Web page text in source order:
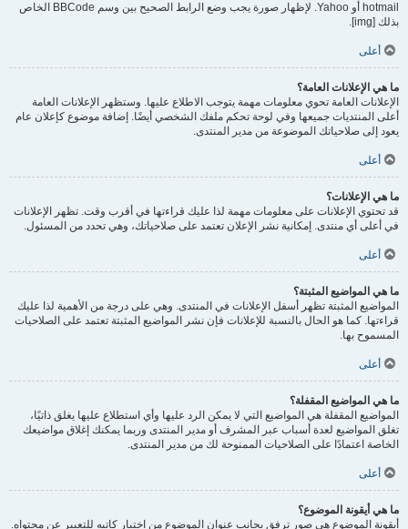
hotmail أو Yahoo. لإظهار صورة يجب وضع الرابط الصحيح بين وسم BBCode الخاص
بذلك [img].
أعلى
ما هي الإعلانات العامة؟
الإعلانات العامة تحوي معلومات مهمة يتوجب الاطلاع عليها. وستظهر الإعلانات العامة
أعلى المنتديات جميعها وفي لوحة تحكم ملفك الشخصي أيضًا. إضافة موضوع كإعلان عام
يعود إلى صلاحياتك الموضوعة من مدير المنتدى.
أعلى
ما هي الإعلانات؟
قد تحتوي الإعلانات على معلومات مهمة لذا عليك قراءتها في أقرب وقت. تظهر الإعلانات
في أعلى أي منتدى. إمكانية نشر الإعلان تعتمد على صلاحياتك، وهي تحدد من المسئول.
أعلى
ما هي المواضيع المثبتة؟
المواضيع المثبتة تظهر أسفل الإعلانات في المنتدى. وهي على درجة من الأهمية لذا عليك
قراءتها. كما هو الحال بالنسبة للإعلانات فإن نشر المواضيع المثبتة تعتمد على الصلاحيات
المسموح بها.
أعلى
ما هي المواضيع المقفلة؟
المواضيع المقفلة هي المواضيع التي لا يمكن الرد عليها وأي استطلاع عليها يغلق ذاتيًا،
تغلق المواضيع لعدة أسباب عبر المشرف أو مدير المنتدى وربما يمكنك إغلاق مواضيعك
الخاصة اعتمادًا على الصلاحيات الممنوحة لك من مدير المنتدى.
أعلى
ما هي أيقونة الموضوع؟
أيقونة الموضوع هي صور ترفق بجانب عنوان الموضوع من اختيار كاتبه للتعبير عن محتواه.